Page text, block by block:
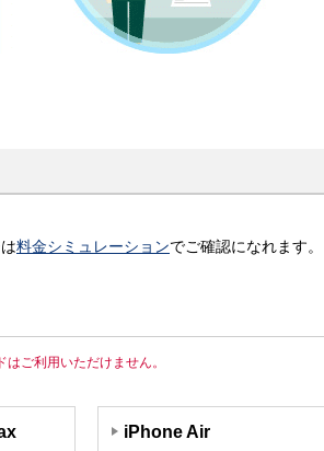
料金シミュレーションでご確認になれます。
ご利用いただけません。
iPhone Air